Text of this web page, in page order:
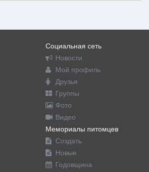
Социальная сеть
Новости
Мой профиль
Друзья
Группы
Фото
Видео
Мемориалы питомцев
Создать
Новые
Годовщина